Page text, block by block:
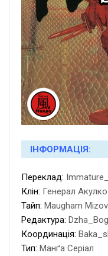
ІНФОРМАЦІЯ:
Переклад:
Клін: Генерал
Тайп: Maugham
Редактура:
Координація:
Тип: Манґа Серіал